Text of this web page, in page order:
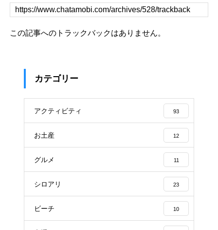
この記事へのトラックバックはありません。
カテゴリー
アクティビティ 93
お土産 12
グルメ 11
シロアリ 23
ビーチ 10